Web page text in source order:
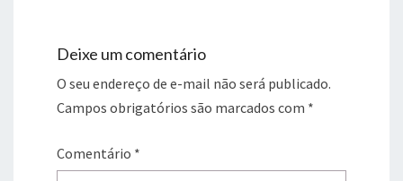
Deixe um comentário
O seu endereço de e-mail não será publicado.
Campos obrigatórios são marcados com *
Comentário *